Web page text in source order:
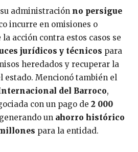
administración no persigue
incurre en omisiones o
acción contra estos casos se
jurídicos y técnicos para
heredados y recuperar la
estado. Mencionó también el
del Barroco,
con un pago de 2 000
un ahorro histórico
para la entidad.